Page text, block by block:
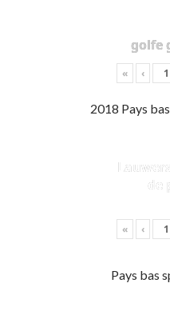
golfe
« ‹
2018 Pays
de
« ‹
Pays bas